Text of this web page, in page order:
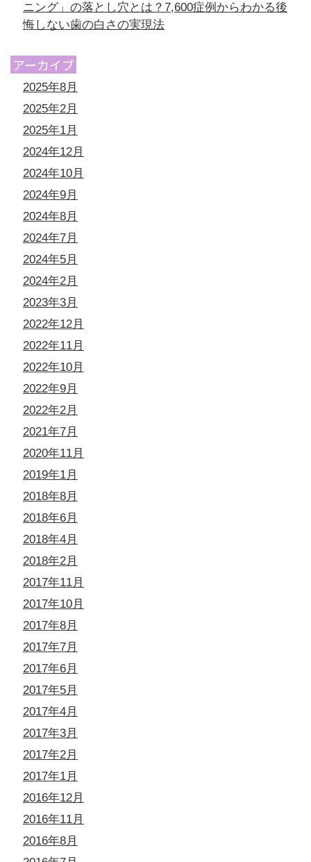
ニング」の落とし穴とは？7,600症例からわかる後
悔しない歯の白さの実現法
アーカイブ
2025年8月
2025年2月
2025年1月
2024年12月
2024年10月
2024年9月
2024年8月
2024年7月
2024年5月
2024年2月
2023年3月
2022年12月
2022年11月
2022年10月
2022年9月
2022年2月
2021年7月
2020年11月
2019年1月
2018年8月
2018年6月
2018年4月
2018年2月
2017年11月
2017年10月
2017年8月
2017年7月
2017年6月
2017年5月
2017年4月
2017年3月
2017年2月
2017年1月
2016年12月
2016年11月
2016年8月